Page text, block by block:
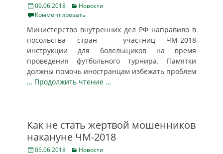
Posted
on
09.06.2018 Categories
Новости
Комментировать
Министерство внутренних дел РФ направило в
посольства стран – участниц ЧМ-2018
инструкции для болельщиков на время
проведения футбольного турнира. Памятки
должны помочь иностранцам избежать проблем
… Продолжить чтение …
Как не стать жертвой мошенников
накануне ЧМ-2018
Posted
05.06.2018 Categories
Новости